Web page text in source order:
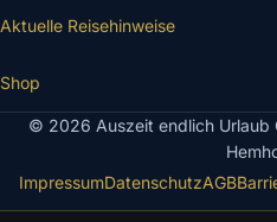
Aktuelle Reisehinweise
Shop
© 2026 Auszeit endlich Urlaub
ImpressumDatenschutzAGB